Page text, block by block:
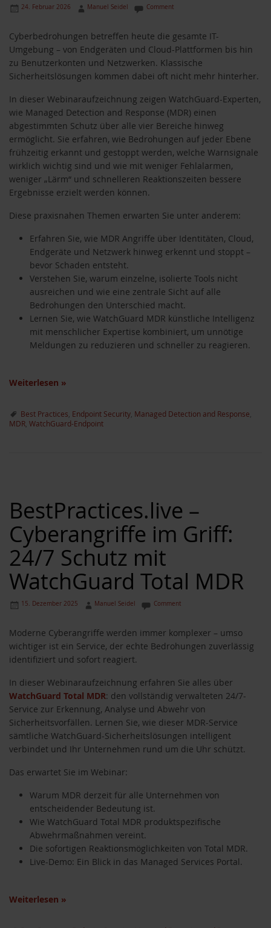
24. Februar 2026 Manuel Seidel Comment
Cyberbedrohungen betreffen heute die gesamte IT-
Umgebung – von Endgeräten und Cloud-Plattformen bis hin
zu Benutzerkonten und Netzwerken. Klassische
Sicherheitslösungen kommen dabei oft nicht mehr hinterher.
In dieser Webinaraufzeichnung zeigen WatchGuard-Experten,
wie Managed Detection and Response (MDR) einen
abgestimmten Schutz über alle vier Bereiche hinweg
ermöglicht. Sie erfahren, wie Bedrohungen auf jeder Ebene
frühzeitig erkannt und gestoppt werden, welche Warnsignale
wirklich wichtig sind und wie mit weniger Fehlalarmen,
weniger „Lärm“ und schnelleren Reaktionszeiten bessere
Ergebnisse erzielt werden können.
Diese praxisnahen Themen erwarten Sie unter anderem:
Erfahren Sie, wie MDR Angriffe über Identitäten, Cloud,
Endgeräte und Netzwerk hinweg erkennt und stoppt –
bevor Schaden entsteht.
Verstehen Sie, warum einzelne, isolierte Tools nicht
ausreichen und wie eine zentrale Sicht auf alle
Bedrohungen den Unterschied macht.
Lernen Sie, wie WatchGuard MDR künstliche Intelligenz
mit menschlicher Expertise kombiniert, um unnötige
Meldungen zu reduzieren und schneller zu reagieren.
Weiterlesen »
Best Practices Endpoint Security Managed Detection and Response
MDR WatchGuard-Endpoint
BestPractices.live –
Cyberangriffe im Griff:
24/7 Schutz mit
WatchGuard Total MDR
15. Dezember 2025 Manuel Seidel Comment
Moderne Cyberangriffe werden immer komplexer – umso
wichtiger ist ein Service, der echte Bedrohungen zuverlässig
identifiziert und sofort reagiert.
In dieser Webinaraufzeichnung erfahren Sie alles über
WatchGuard Total MDR: den vollständig verwalteten 24/7-
Service zur Erkennung, Analyse und Abwehr von
Sicherheitsvorfällen. Lernen Sie, wie dieser MDR-Service
sämtliche WatchGuard-Sicherheitslösungen intelligent
verbindet und Ihr Unternehmen rund um die Uhr schützt.
Das erwartet Sie im Webinar:
Warum MDR derzeit für alle Unternehmen von
entscheidender Bedeutung ist.
Wie WatchGuard Total MDR produktspezifische
Abwehrmaßnahmen vereint.
Die sofortigen Reaktionsmöglichkeiten von Total MDR.
Live-Demo: Ein Blick in das Managed Services Portal.
Weiterlesen »